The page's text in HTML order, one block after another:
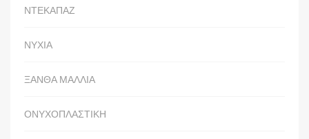
ΝΤΕΚΑΠΑΖ
ΝΥΧΙΑ
ΞΑΝΘΑ ΜΑΛΛΙΑ
ΟΝΥΧΟΠΛΑΣΤΙΚΗ